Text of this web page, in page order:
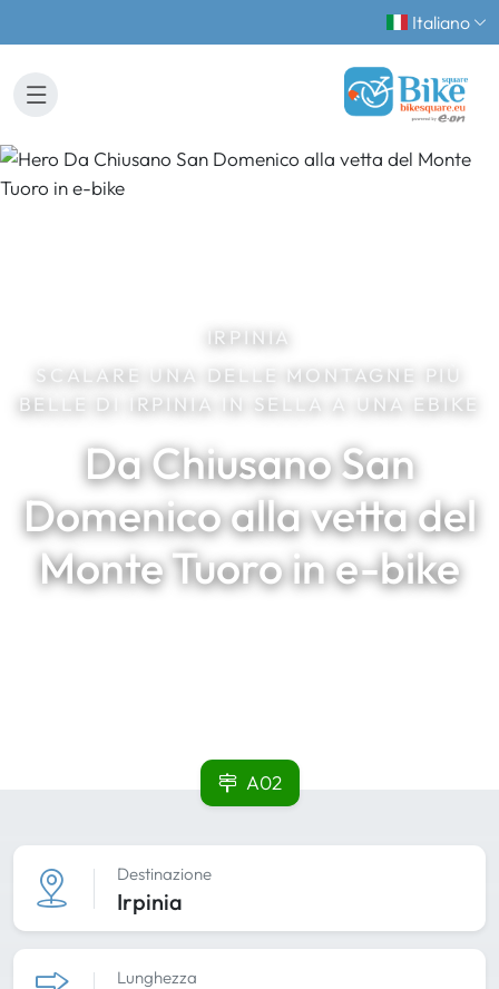
Italiano
IRPINIA
SCALARE UNA DELLE MONTAGNE PIÙ
BELLE DI IRPINIA IN SELLA A UNA EBIKE
Da Chiusano San
Domenico alla vetta del
Monte Tuoro in e-bike
A02
Destinazione
Irpinia
Lunghezza